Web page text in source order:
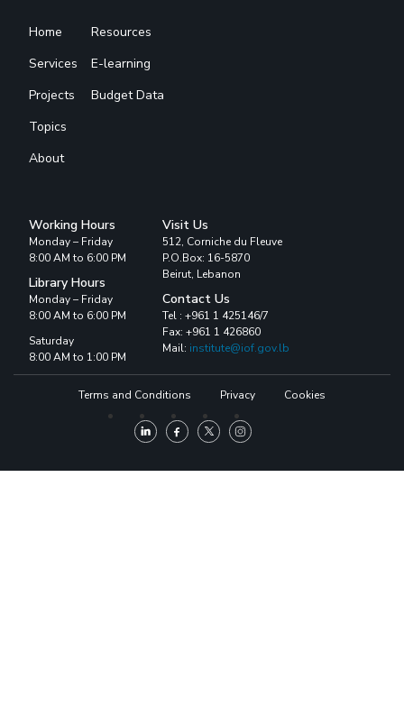
Home
Services
Projects
Topics
About
Resources
E-learning
Budget Data
Working Hours
Monday – Friday
8:00 AM to 6:00 PM
Library Hours
Monday – Friday
8:00 AM to 6:00 PM
Saturday
8:00 AM to 1:00 PM
Visit Us
512, Corniche du Fleuve
P.O.Box: 16-5870
Beirut, Lebanon
Contact Us
Tel : +961 1 425146/7
Fax: +961 1 426860
Mail: institute@iof.gov.lb
Terms and Conditions Privacy Cookies